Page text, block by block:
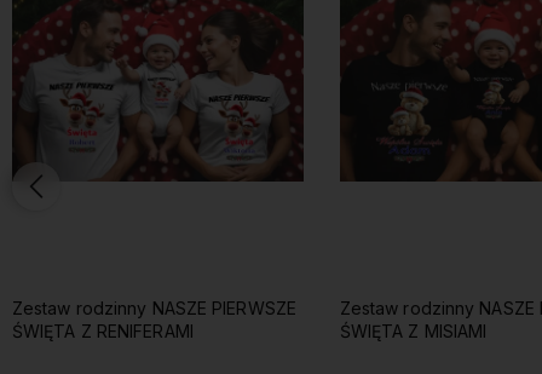
Zestaw rodzinny NASZE PIERWSZE
ŚWIĘTA Z MISIAMI
Koszulka RENIFER JAK
HAFTOWANY damska